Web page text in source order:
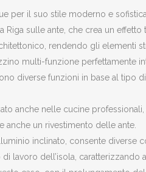
per il suo stile moderno e
Riga sulle ante, che crea un
rendendo gli elementi
multi-funzione perfettamente
diverse funzioni in base al
anche nelle cucine
anche un rivestimento delle ante.
inclinato, consente
lavoro dell’isola,